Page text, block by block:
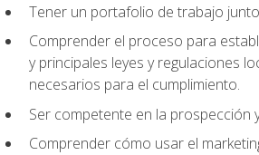
Tener un portafolio de trabajo
Comprender el proceso para
y principales leyes y regulaciones
necesarios para el cumplimiento.
Ser competente en la prospección
Comprender cómo usar el